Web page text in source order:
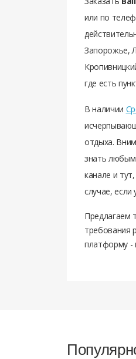
или по
Запорожье,
где есть
В наличии
отдыха.
знать
канале и
случае,
Предлагаем
требования
платформу -